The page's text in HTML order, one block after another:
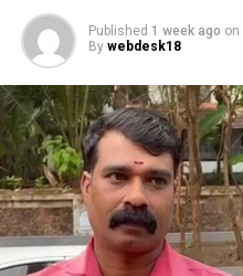
Published 1 week ago on
By webdesk18